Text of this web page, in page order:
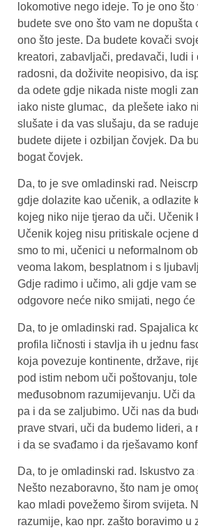
lokomotive nego ideje. To je ono
budete sve ono što vam ne dopušta
ono što jeste. Da budete kovači
kreatori, zabavljači, predavači, ludi i
radosni, da doživite neopisivo, da
da odete gdje nikada niste mogli
iako niste glumac, da plešete iako
slušate i da vas slušaju, da se
budete dijete i ozbiljan čovjek. Da
bogat čovjek.
Da, to je sve omladinski rad.
gdje dolazite kao učenik, a odlazite
kojeg niko nije tjerao da uči. Učenik
Učenik kojeg nisu pritiskale ocjene
smo to mi, učenici u neformalnom
veoma lakom, besplatnom i s
Gdje radimo i učimo, ali gdje vam
odgovore neće niko smijati, nego će
Da, to je omladinski rad. Spajalica
profila ličnosti i stavlja ih u jednu
koja povezuje kontinente, države,
pod istim nebom uči poštovanju,
međusobnom razumijevanju. Uči
pa i da se zaljubimo. Uči nas da
prave stvari, uči da budemo lideri, a
i da se svađamo i da rješavamo
Da, to je omladinski rad. Iskustvo za
Nešto nezaboravno, što nam je
kao mladi povežemo širom svijeta.
razumije, kao npr. zašto boravimo u